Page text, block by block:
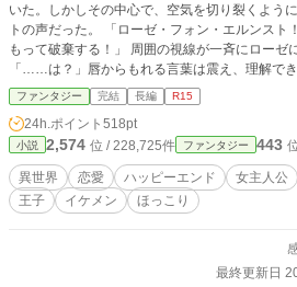
いた。しかしその中心で、空気を切り裂くよう
トの声だった。 「ローゼ・フォン・エルンスト！ おまえとの婚約は、今日を
もって破棄する！」 周囲の視線が一斉にローゼに注がれ、彼女は凍りついた。
「……は？」唇からもれる言葉は震え、理解で
っていく。幼い頃から王子の隣で育ち、未来の
ゼ――その誇り高き公爵令嬢が、今まさに公開の場
ベルトは勝ち誇る笑みを浮かべ、隣に立つ淡い
き、「おれはこの天使を選ぶ」と宣言した。ミ
じる。取り巻きの貴族たちも次々にローゼの罪
いった証人が証言を加えることで、非難の声は広間を震
に抗う。「わたしは何もしていない……」だが、
る。近衛兵に両腕を拘束され、引きずられるロ
ファンタジー 完結 長編 R15
24h.ポイント 518pt
小説 2,574 位 / 228,725件 ファンタジー 443
異世界 恋愛 ハッピーエンド 女主人公
王子
イケメン ほっこり
最終更新日